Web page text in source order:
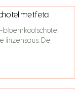
met feta
linzensaus. De